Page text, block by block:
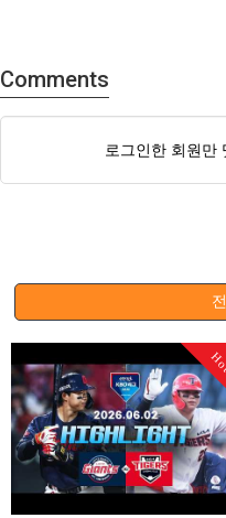
Comments
로그인한 회원만